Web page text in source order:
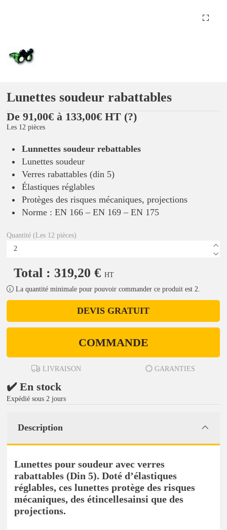
Lunettes soudeur rabattables
De 91,00€ à 133,00€ HT (?)
Les 12 pièces
Lunnettes soudeur rebattables
Lunettes soudeur
Verres rabattables (din 5)
Élastiques réglables
Protèges des risques mécaniques, projections
Norme : EN 166 – EN 169 – EN 175
Quantité (Les 12 pièces)
Total : 319,20 € HT
La quantité minimale pour pouvoir commander ce produit est 2.
DEVIS GRATUIT
COMMANDE
LIVRAISON GARANTIES
✔️ En stock
Expédié sous 2 jours
Description
Lunettes pour soudeur avec verres
rabattables (Din 5). Doté d’élastiques
réglables, ces lunettes protège des risques
mécaniques, des étincellesainsi que des
projections.